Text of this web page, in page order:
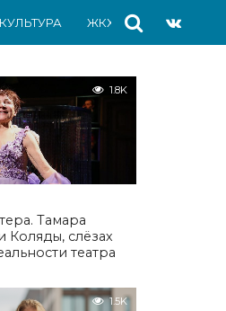
КУЛЬТУРА ЖКХ СПОРТ
1.8K
Тамара
слёзах
театра
1.5K